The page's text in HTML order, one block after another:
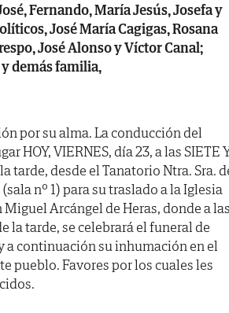
Fernando, María Jesús, Josefa y
José María Cagigas, Rosana
José Alonso y Víctor Canal;
demás familia,
por su alma. La conducción del
HOY, VIERNES, día 23, a las SIETE
tarde, desde el Tanatorio Ntra. Sra.
nº 1) para su traslado a la Iglesia
Miguel Arcángel de Heras, donde a
la tarde, se celebrará el funeral de
a continuación su inhumación en el
pueblo. Favores por los cuales les